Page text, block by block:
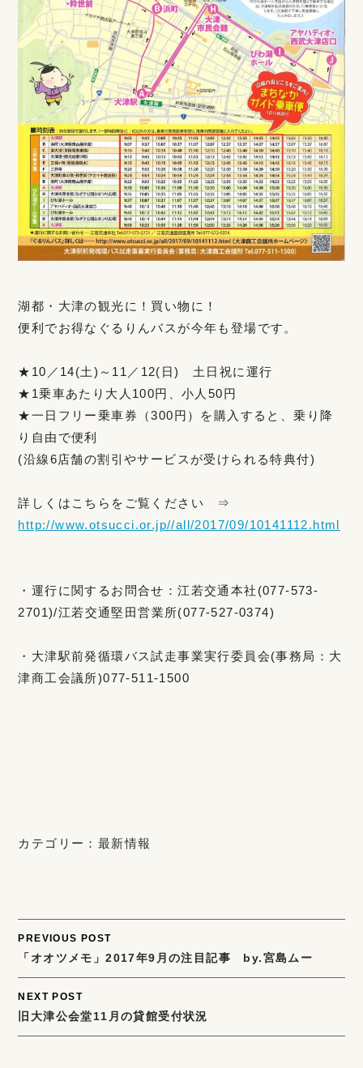
湖都・大津の観光に！買い物に！
便利でお得なぐるりんバスが今年も登場です。
★10／14(土)～11／12(日) 土日祝に運行
★1乗車あたり大人100円、小人50円
★一日フリー乗車券（300円）を購入すると、乗り降
り自由で便利
(沿線6店舗の割引やサービスが受けられる特典付)
詳しくはこちらをご覧ください ⇒
http://www.otsucci.or.jp//all/2017/09/10141112.html
・運行に関するお問合せ：江若交通本社(077-573-
2701)/江若交通堅田営業所(077-527-0374)
・大津駅前発循環バス試走事業実行委員会(事務局：大
津商工会議所)077-511-1500
カテゴリー： 最新情報
Post
navigation
PREVIOUS POST
「オオツメモ」2017年9月の注目記事 by.宮島ムー
NEXT POST
旧大津公会堂11月の貸館受付状況